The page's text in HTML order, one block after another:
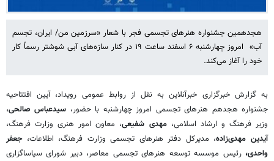
هجدهمین جشنواره هنرهای تجسمی فجر با شعار «سرزمین من/ ایران، تجسم
آب» امروز چهارشنبه ۶ اسفند ساعت ۱۹ در کنار سازه‌های آبی شوشتر رسماً کار
خود را آغاز می‌کند.
به گزارش خبرگزاری خبرآنلاین به نقل از روابط عمومی رویداد، آیین افتتاحیه
جشنواره هجدهم هنرهای تجسمی امروز چهارشنبه با حضور، سیدعباس صالحی،
وزیر فرهنگ و ارشاد اسلامی،مهدی شفیعی، معاون امور هنری وزارت فرهنگ،
آیدین مهدی‌زاده، مدیرکل دفتر هنرهای تجسمی وزارت فرهنگ، اطلاعات،جعفر
واحدی، رئیس موسسه توسعه هنرهای تجسمی معاصر، دبیر شورای سیاساگزاری